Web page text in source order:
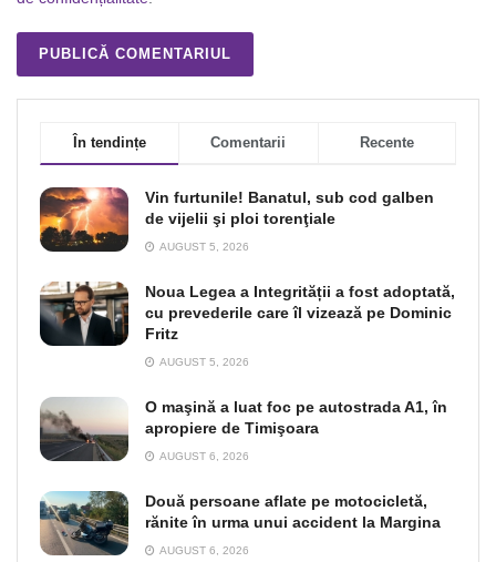
În tendințe Comentarii Recente
Vin furtunile! Banatul, sub cod galben
de vijelii şi ploi torenţiale
AUGUST 5, 2026
Noua Legea a Integrității a fost adoptată,
cu prevederile care îl vizează pe Dominic
Fritz
AUGUST 5, 2026
O maşină a luat foc pe autostrada A1, în
apropiere de Timişoara
AUGUST 6, 2026
Două persoane aflate pe motocicletă,
rănite în urma unui accident la Margina
AUGUST 6, 2026